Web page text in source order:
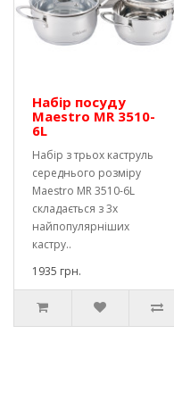
Набір посуду
Maestro MR 3510-
6L
Набір з трьох каструль
середнього розміру
Maestro MR 3510-6L
складається з 3х
найпопулярніших
кастру..
1935 грн.